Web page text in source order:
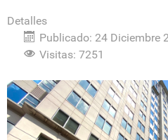
Detalles
Publicado: 24 Diciembre
Visitas: 7251